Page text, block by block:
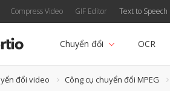
Compress Video GIF Editor Text to Speech
Chuyển đổi OCR
đổi video Công cụ chuyển đổi MPEG